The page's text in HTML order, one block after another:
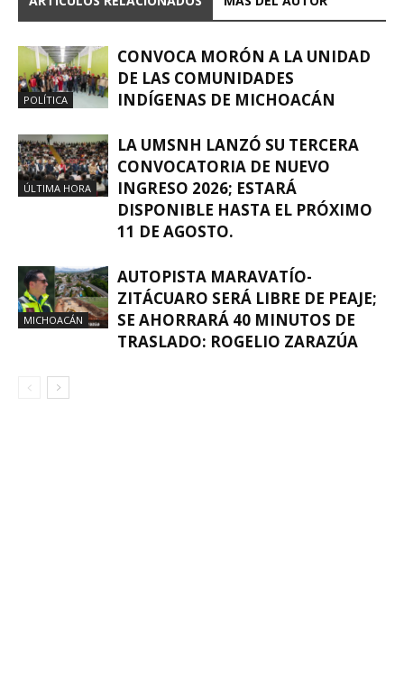
POLÍTICA
CONVOCA MORÓN A LA UNIDAD
DE LAS COMUNIDADES
INDÍGENAS DE MICHOACÁN
ÚLTIMA HORA
LA UMSNH LANZÓ SU TERCERA
CONVOCATORIA DE NUEVO
INGRESO 2026; ESTARÁ
DISPONIBLE HASTA EL PRÓXIMO
11 DE AGOSTO.
MICHOACÁN
AUTOPISTA MARAVATÍO-
ZITÁCUARO SERÁ LIBRE DE PEAJE;
SE AHORRARÁ 40 MINUTOS DE
TRASLADO: ROGELIO ZARAZÚA